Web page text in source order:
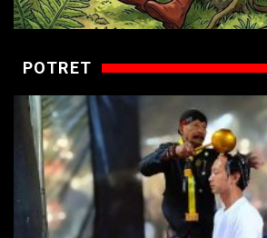
POTRET